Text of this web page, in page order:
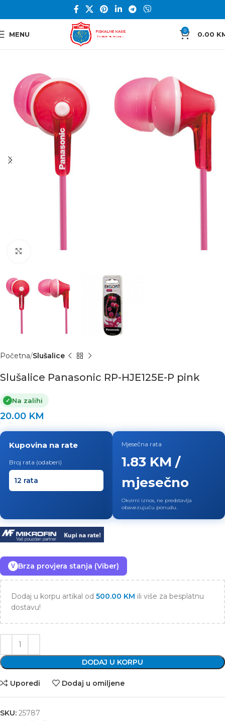
MENU 0 0.00
Click to enlarge
Početna Slušalice
Slušalice Panasonic RP-HJE125E-P pink
✓ Na zalihi
20.00 KM
Kupovina na rate
Broj rata (odaberi)
Mjesečna rata
1.83 KM /
mjesečno
Okvirni iznos, ne predstavlja
obavezujuću ponudu.
V Brza provjera stanja (Viber)
Dodaj u korpu artikal od 500.00 KM ili više za besplatnu
dostavu!
DODAJ U KORPU
Uporedi Dodaj u omiljene
SKU: 25787